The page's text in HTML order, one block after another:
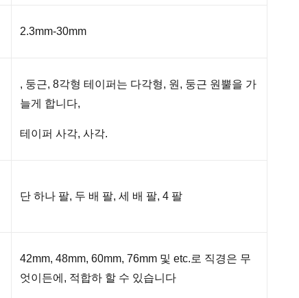
2.3mm-30mm
, 둥근, 8각형 테이퍼는 다각형, 원, 둥근 원뿔을 가
늘게 합니다,
테이퍼 사각, 사각.
단 하나 팔, 두 배 팔, 세 배 팔, 4 팔
42mm, 48mm, 60mm, 76mm 및 etc.로 직경은 무
엇이든에, 적합하 할 수 있습니다